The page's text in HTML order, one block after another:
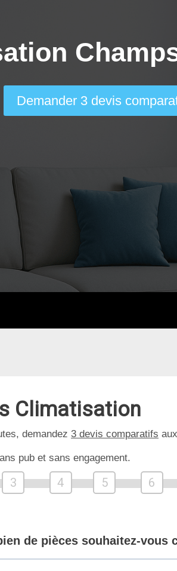
Demander 3 devis
Climatisation
demandez 3 devis comparatifs aux
pub et sans engagement.
3 4 5 6
de pièces souhaitez-vous